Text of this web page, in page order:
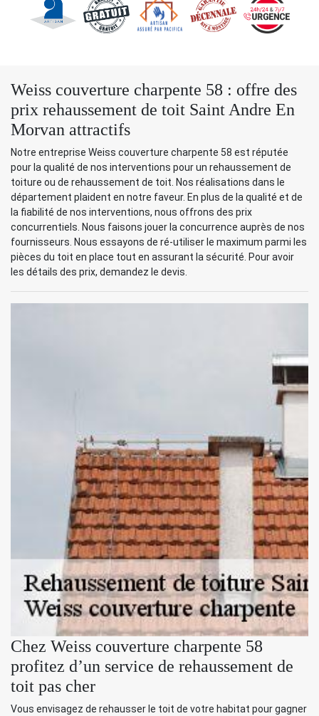
Weiss couverture charpente 58 : offre des
prix rehaussement de toit Saint Andre En
Morvan attractifs
Notre entreprise Weiss couverture charpente 58 est réputée
pour la qualité de nos interventions pour un rehaussement de
toiture ou de rehaussement de toit. Nos réalisations dans le
département plaident en notre faveur. En plus de la qualité et de
la fiabilité de nos interventions, nous offrons des prix
concurrentiels. Nous faisons jouer la concurrence auprès de nos
fournisseurs. Nous essayons de ré-utiliser le maximum parmi les
pièces du toit en place tout en assurant la sécurité. Pour avoir
les détails des prix, demandez le devis.
Chez Weiss couverture charpente 58
profitez d’un service de rehaussement de
toit pas cher
Vous envisagez de rehausser le toit de votre habitat pour gagner